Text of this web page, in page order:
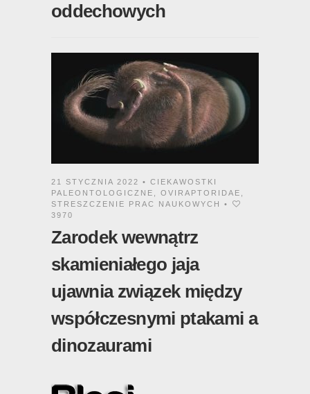
oddechowych
21 STYCZNIA 2022 • CIEKAWOSTKI
PALEONTOLOGICZNE
OVIRAPTORIDAE
STRESZCZENIE PRAC NAUKOWYCH
•
3970
Zarodek wewnątrz
skamieniałego jaja
ujawnia związek między
współczesnymi ptakami a
dinozaurami